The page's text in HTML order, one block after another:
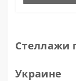
Стеллажи
Украине